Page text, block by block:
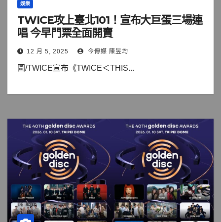
娛樂
TWICE攻上臺北101！宣布大巨蛋三場連
唱 今早門票全面開賣
12 月 5, 2025 今傳媒 陳昱均
圖/TWICE宣布《TWICE＜THIS...